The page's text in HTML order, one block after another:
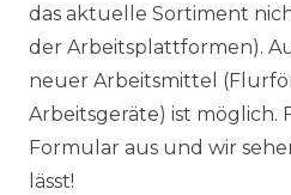
das aktuelle Sortiment
der Arbeitsplattformen).
neuer Arbeitsmittel
Arbeitsgeräte) ist möglich.
Formular aus und wir
lässt!